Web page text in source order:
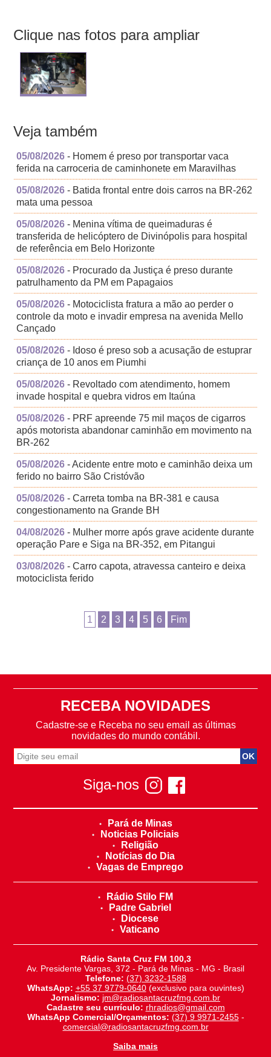
Clique nas fotos para ampliar
Veja também
05/08/2026 - Homem é preso por transportar vaca
ferida na carroceria de caminhonete em Maravilhas
05/08/2026 - Batida frontal entre dois carros na BR-262
mata uma pessoa
05/08/2026 - Menina vítima de queimaduras é
transferida de helicóptero de Divinópolis para hospital
de referência em Belo Horizonte
05/08/2026 - Procurado da Justiça é preso durante
patrulhamento da PM em Papagaios
05/08/2026 - Motociclista fratura a mão ao perder o
controle da moto e invadir empresa na avenida Mello
Cançado
05/08/2026 - Idoso é preso sob a acusação de estuprar
criança de 10 anos em Piumhi
05/08/2026 - Revoltado com atendimento, homem
invade hospital e quebra vidros em Itaúna
05/08/2026 - PRF apreende 75 mil maços de cigarros
após motorista abandonar caminhão em movimento na
BR-262
05/08/2026 - Acidente entre moto e caminhão deixa um
ferido no bairro São Cristóvão
05/08/2026 - Carreta tomba na BR-381 e causa
congestionamento na Grande BH
04/08/2026 - Mulher morre após grave acidente durante
operação Pare e Siga na BR-352, em Pitangui
03/08/2026 - Carro capota, atravessa canteiro e deixa
motociclista ferido
1 2 3 4 5 6 Fim
RECEBA NOVIDADES
Cadastre-se e Receba no seu email as últimas
novidades do mundo contábil.
Siga-nos
Pará de Minas
Noticias Policiais
Religião
Notícias do Dia
Vagas de Emprego
Rádio Stilo FM
Padre Gabriel
Diocese
Vaticano
Rádio Santa Cruz FM 100,3
Av. Presidente Vargas, 372 - Pará de Minas - MG - Brasil
Telefone: (37) 3232-1588
WhatsApp: +55 37 9779-0640(exclusivo para ouvintes)
Jornalismo: jm@radiosantacruzfmg.com.br
Cadastre seu currículo: rhradios@gmail.com
WhatsApp Comercial/Orçamentos: (37) 9 9971-2455-
comercial@radiosantacruzfmg.com.br
Saiba mais